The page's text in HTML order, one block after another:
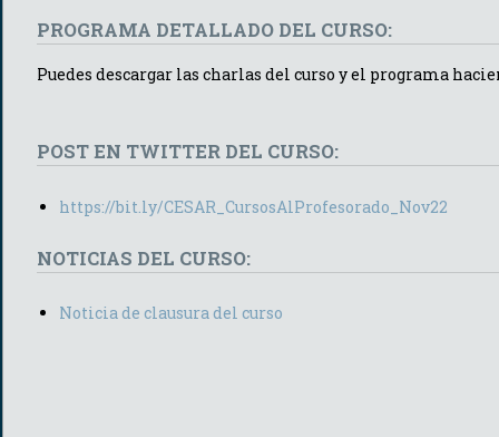
PROGRAMA DETALLADO DEL CURSO:
Puedes descargar las charlas del curso y el programa
POST EN TWITTER DEL CURSO:
https://bit.ly/CESAR_CursosAlProfesorado_Nov22
NOTICIAS DEL CURSO:
Noticia de clausura del curso